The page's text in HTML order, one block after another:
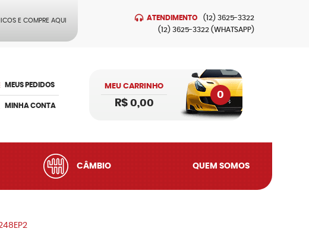
E COMPRE AQUI ATENDIMENTO (12) 3625-3322
(12) 3625-3322 (WHATSAPP)
MEUS PEDIDOS
MINHA CONTA
MEU CARRINHO
0
R$ 0,00
CÂMBIO QUEM SOMOS